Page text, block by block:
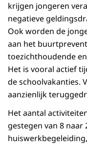
krijgen jongeren
negatieve
Ook worden de
aan het
toezichthoudende
Het is vooral actief
de schoolvakanties.
aanzienlijk
Het aantal
gestegen van 8 naar